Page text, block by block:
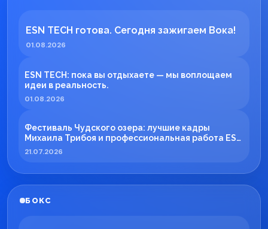
ESN TECH готова. Сегодня зажигаем Вока!
01.08.2026
ESN TECH: пока вы отдыхаете — мы воплощаем
идеи в реальность.
01.08.2026
Фестиваль Чудского озера: лучшие кадры
Михаила Трибоя и профессиональная работа ESN
TECH
21.07.2026
БОКС